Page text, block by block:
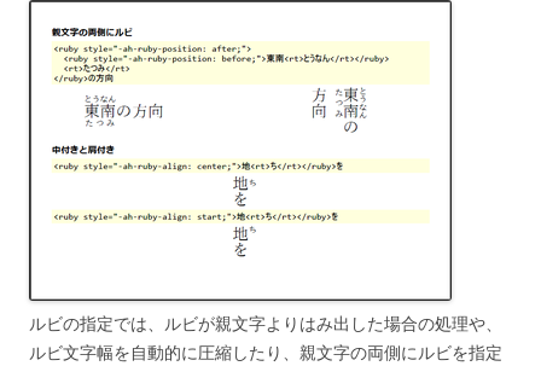
ルビの指定では、ルビが親文字よりはみ出した場合の処理や、
ルビ文字幅を自動的に圧縮したり、親文字の両側にルビを指定